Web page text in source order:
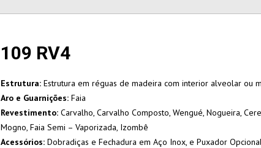
109 RV4
Estrutura: Estrutura em réguas de madeira com interior alveolar ou
Aro e Guarnições: Faia
Revestimento: Carvalho, Carvalho Composto, Wengué, Nogueira,
Mogno, Faia Semi – Vaporizada, Izombê
Acessórios: Dobradiças e Fechadura em Aço Inox, e Puxador